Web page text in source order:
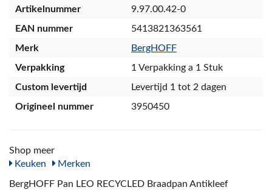
Artikelnummer
9.97.00.42-0
EAN nummer
5413821363561
Merk
BergHOFF
Verpakking
1 Verpakking a 1 Stuk
Custom levertijd
Levertijd 1 tot 2 dagen
Origineel nummer
3950450
Shop meer
Keuken
Merken
BergHOFF Pan LEO RECYCLED Braadpan Antikleef